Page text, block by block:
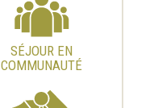
SÉJOUR EN
COMMUNAUTÉ